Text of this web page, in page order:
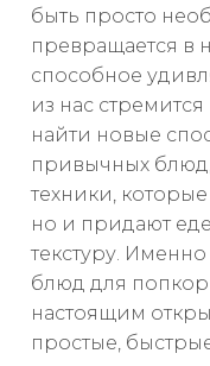
быть просто
превращается в
способное
из нас
найти новые
привычных
техники,
но и придают
текстуру.
блюд для
настоящим
простые,